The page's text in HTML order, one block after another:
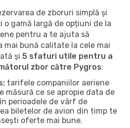
de zboruri simplă și
gamă largă de opțiuni de la
pentru a te ajuta să
mai bună calitate la cele mai
și 5 sfaturi utile pentru a
zbor către Pygros:
tarifele companiilor aeriene
măsură ce se apropie data de
perioadele de vârf de
biletelor de avion din timp te
oferte mai bune.